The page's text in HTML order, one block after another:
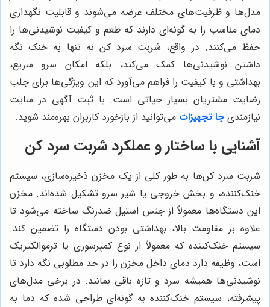
مدل‌ها و ظرفیت‌های مختلف عرضه می‌شوند و قابلیت نگهداری
دمای مناسب را به گونه‌ای دارند که طعم و کیفیت نوشیدنی‌ها را
حفظ می‌کنند. در واقع، شربت سرد کن نه تنها به خنک نگه
داشتن نوشیدنی‌ها کمک می‌کند، بلکه امکان سرو سریع،
بهداشتی و با کیفیت را فراهم می‌آورد که این ویژگی‌ها برای جلب
رضایت مشتریان بسیار حیاتی است. با ثبت آگهی در سایت
نیازمندی جا تجهیزات می‌توانید از بازخورد کاربران بهره‌مند شوید.
آشنایی با ساختار و عملکرد شربت سرد کن
شربت سرد کن‌ها به طور کلی از یک مخزن ذخیره‌سازی، سیستم
خنک‌کننده، و بخش خروجی یا شیر سرو تشکیل شده‌اند. مخزن
این دستگاه‌ها معمولاً از جنس استیل ضدزنگ ساخته می‌شود تا
علاوه بر مقاومت بالا، بهداشتی بودن دستگاه را تضمین کند.
سیستم خنک‌کننده که معمولاً از نوع کمپرسوری یا ترموالکتریک
است، وظیفه دارد دمای داخل مخزن را در حد مطلوبی نگه دارد تا
نوشیدنی‌ها همیشه سرد و تازه باقی بمانند. در برخی مدل‌های
پیشرفته، سیستم خنک‌کننده به گونه‌ای طراحی شده که دما به